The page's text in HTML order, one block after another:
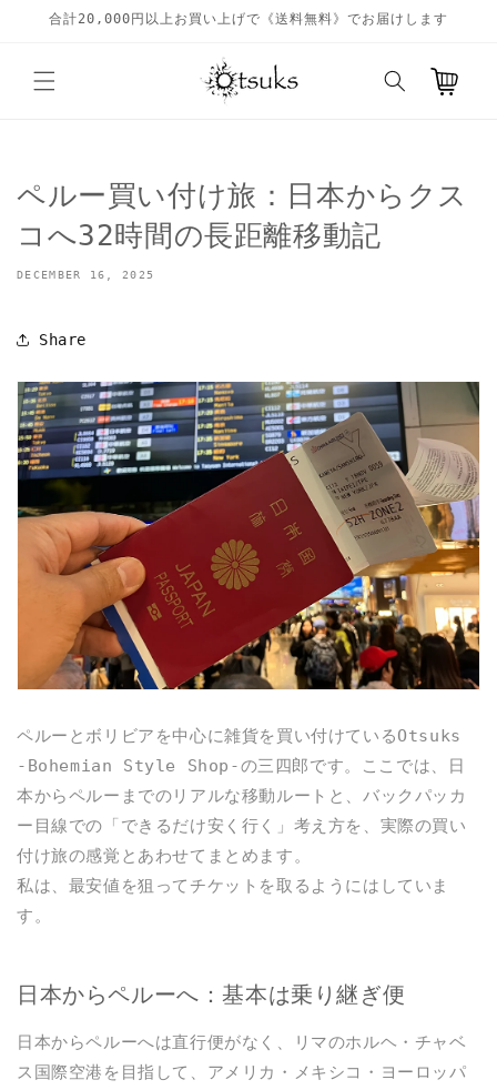
Skip to
合計20,000円以上お買い上げで《送料無料》でお届けします
Cart
ペルー買い付け旅：日本からクス
コへ32時間の長距離移動記
DECEMBER 16, 2025
Share
ペルーとボリビアを中心に雑貨を買い付けているOtsuks
-Bohemian Style Shop-の三四郎です。ここでは、日
本からペルーまでのリアルな移動ルートと、バックパッカ
ー目線での「できるだけ安く行く」考え方を、実際の買い
付け旅の感覚とあわせてまとめます。
私は、最安値を狙ってチケットを取るようにはしていま
す。
日本からペルーへ：基本は乗り継ぎ便
日本からペルーへは直行便がなく、リマのホルヘ・チャベ
ス国際空港を目指して、アメリカ・メキシコ・ヨーロッパ